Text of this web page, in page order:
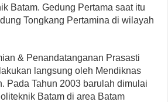
Batam. Gedung Pertama saat itu
Tongkang Pertamina di wilayah
& Penandatanganan Prasasti
langsung oleh Mendiknas
Pada Tahun 2003 barulah dimulai
Batam di area Batam